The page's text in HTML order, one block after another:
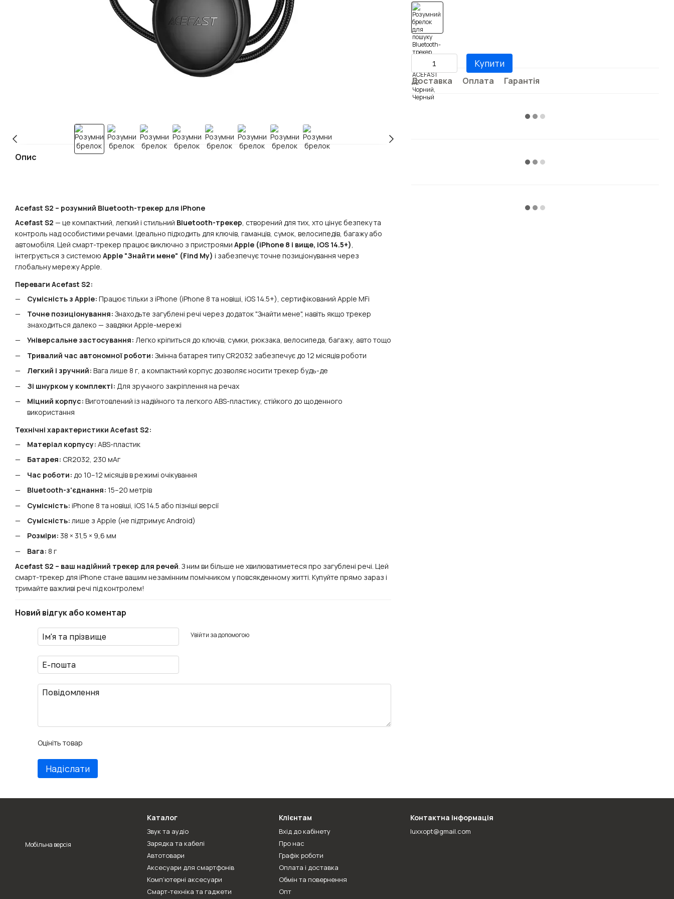
Опис
Acefast S2 – розумний Bluetooth-трекер для iPhone
Acefast S2 — це компактний, легкий і стильний Bluetooth-трекер , створений для тих, хто цінує безпеку та
контроль над особистими речами. Ідеально підходить для ключів, гаманців, сумок, велосипедів, багажу або
автомобіля. Цей смарт-трекер працює виключно з пристроями Apple (iPhone 8 і вище, iOS 14.5+)
інтегрується з системою Apple "Знайти мене" (Find My) і забезпечує точне позиціонування через
глобальну мережу Apple.
Переваги Acefast S2:
Сумісність з Apple: Працює тільки з iPhone (iPhone 8 та новіші, iOS 14.5+), сертифікований Apple MFi
Точне позиціонування: Знаходьте загублені речі через додаток "Знайти мене", навіть якщо трекер
знаходиться далеко — завдяки Apple-мережі
Універсальне застосування: Легко кріпиться до ключів, сумки, рюкзака, велосипеда, багажу, авто тощо
Тривалий час автономної роботи: Змінна батарея типу CR2032 забезпечує до 12 місяців роботи
Легкий і зручний: Вага лише 8 г, а компактний корпус дозволяє носити трекер будь-де
Зі шнурком у комплекті: Для зручного закріплення на речах
Міцний корпус: Виготовлений із надійного та легкого ABS-пластику, стійкого до щоденного
використання
Технічні характеристики Acefast S2:
Матеріал корпусу: ABS-пластик
Батарея: CR2032, 230 мАг
Час роботи: до 10–12 місяців в режимі очікування
Bluetooth-з'єднання: 15–20 метрів
Сумісність: iPhone 8 та новіші, iOS 14.5 або пізніші версії
Сумісність: лише з Apple (не підтримує Android)
Розміри: 38 × 31,5 × 9,6 мм
Вага: 8 г
Acefast S2 – ваш надійний трекер для речей. З ним ви більше не хвилюватиметеся про загублені речі. Цей
смарт-трекер для iPhone стане вашим незамінним помічником у повсякденному житті. Купуйте прямо зараз і
тримайте важливі речі під контролем!
Новий відгук або коментар
Увійти за допомогою
Оцініть товар
Надіслати
Купити
Доставка Оплата Гарантія
Мобільна версія
Каталог
Звук та аудіо
Зарядка та кабелі
Автотовари
Аксесуари для смартфонів
Комп’ютерні аксесуари
Смарт-техніка та гаджети
Клієнтам
Вхід до кабінету
Про нас
Графік роботи
Оплата і доставка
Обмін та повернення
Опт
Контактна інформація
luxxopt@gmail.com